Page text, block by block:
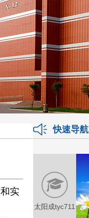
实
快速导航
太阳成tyc711